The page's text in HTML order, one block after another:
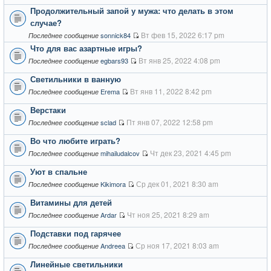
Продолжительный запой у мужа: что делать в этом
случае?
Последнее сообщение sonnick84 Вт фев 15, 2022 6:17 pm
Что для вас азартные игры?
Последнее сообщение egbars93 Вт янв 25, 2022 4:08 pm
Светильники в ванную
Последнее сообщение Erema Вт янв 11, 2022 8:42 pm
Верстаки
Последнее сообщение sclad Пт янв 07, 2022 12:58 pm
Во что любите играть?
Последнее сообщение mihailudalcov Чт дек 23, 2021 4:45 pm
Уют в спальне
Последнее сообщение Kikimora Ср дек 01, 2021 8:30 am
Витамины для детей
Последнее сообщение Ardar Чт ноя 25, 2021 8:29 am
Подставки под гарячее
Последнее сообщение Andreea Ср ноя 17, 2021 8:03 am
Линейные светильники